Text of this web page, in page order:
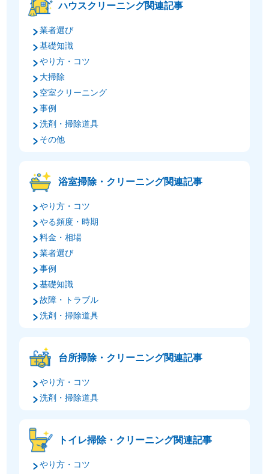
ハウスクリーニング関連記事
業者選び
基礎知識
やり方・コツ
大掃除
空室クリーニング
事例
洗剤・掃除道具
その他
浴室掃除・クリーニング関連記事
やり方・コツ
やる頻度・時期
料金・相場
業者選び
事例
基礎知識
故障・トラブル
洗剤・掃除道具
台所掃除・クリーニング関連記事
やり方・コツ
洗剤・掃除道具
トイレ掃除・クリーニング関連記事
やり方・コツ